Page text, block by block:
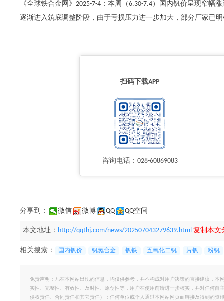
《全球铁合金网》2025-7-4：本周（6.30-7.4）国内钒价呈现窄
逐渐进入筑底调整阶段，由于亏损压力进一步加大，部分厂家已
扫码下载APP
咨询电话：028-60869083
分享到： 微信 微博 QQ QQ空间
本文地址： http://qqthj.com/news/202507043279639.html 复制本文
相关搜索： 国内钒价 钒氮合金 钒铁 五氧化二钒 片钒 粉钒
免责声明：凡在本网站出现的信息，均仅供参考，并不构成对用户决策的直接建议，
实性、完整性、有效性、及时性、原创性等，用户在使用前请进一步核实，并对任何
侵权责任、合同责任和其它责任）；任何单位或个人通过本网站网页而链接及得到的